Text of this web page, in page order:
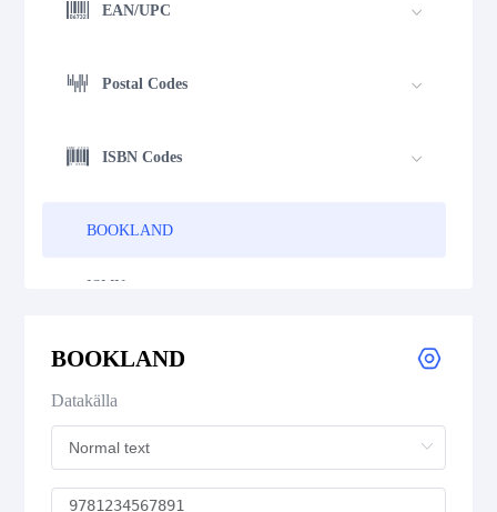
EAN/UPC
Postal Codes
ISBN Codes
BOOKLAND
ISMN
GS1 DataBar
BOOKLAND
Datakälla